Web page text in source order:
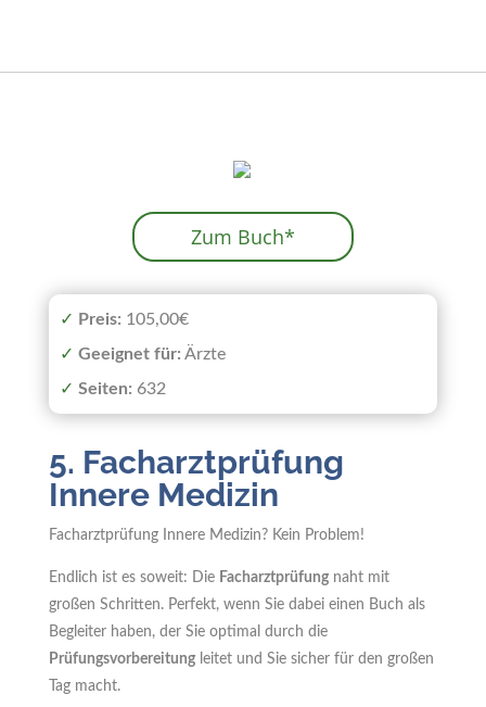
Zum Buch*
✓ Preis: 105,00€
✓ Geeignet für: Ärzte
✓ Seiten: 632
5. Facharztprüfung
Innere Medizin
Facharztprüfung Innere Medizin? Kein Problem!
Endlich ist es soweit: Die Facharztprüfungnaht mit
großen Schritten. Perfekt, wenn Sie dabei einen Buch als
Begleiter haben, der Sie optimal durch die
Prüfungsvorbereitungleitet und Sie sicher für den großen
Tag macht.